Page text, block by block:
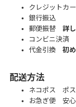
クレジットカ
銀行振込
郵便振替 詳
コンビニ決済
代金引換 初
配送方法
ネコポス ポ
お急ぎ便 安心